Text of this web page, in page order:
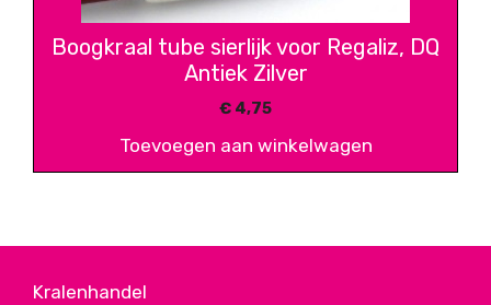
Boogkraal tube sierlijk voor Regaliz, DQ
Antiek Zilver
€ 4,75
Toevoegen aan winkelwagen
Kralenhandel